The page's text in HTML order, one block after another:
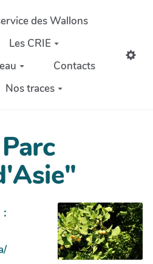
des Wallons
Les CRIE
Contacts
Nos traces